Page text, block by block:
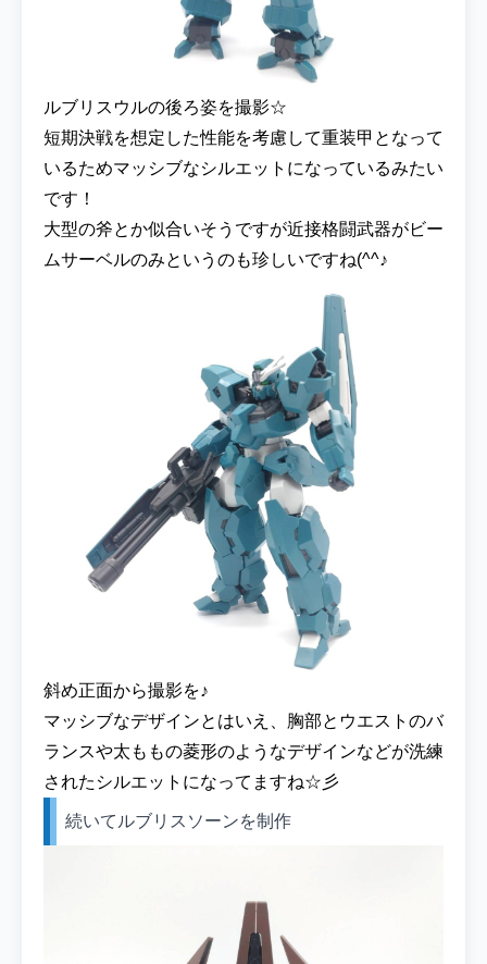
ルブリスウルの後ろ姿を撮影☆
短期決戦を想定した性能を考慮して重装甲となって
いるためマッシブなシルエットになっているみたい
です！
大型の斧とか似合いそうですが近接格闘武器がビー
ムサーベルのみというのも珍しいですね(^^♪
斜め正面から撮影を♪
マッシブなデザインとはいえ、胸部とウエストのバ
ランスや太ももの菱形のようなデザインなどが洗練
されたシルエットになってますね☆彡
続いてルブリスソーンを制作